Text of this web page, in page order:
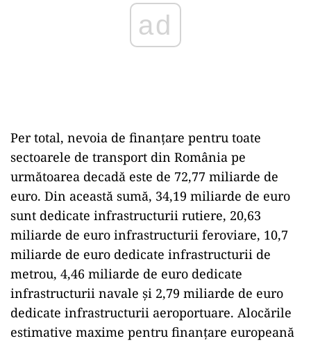
Per total, nevoia de finanţare pentru toate
sectoarele de transport din România pe
următoarea decadă este de 72,77 miliarde de
euro. Din această sumă, 34,19 miliarde de euro
sunt dedicate infrastructurii rutiere, 20,63
miliarde de euro infrastructurii feroviare, 10,7
miliarde de euro dedicate infrastructurii de
metrou, 4,46 miliarde de euro dedicate
infrastructurii navale şi 2,79 miliarde de euro
dedicate infrastructurii aeroportuare. Alocările
estimative maxime pentru finanţare europeană